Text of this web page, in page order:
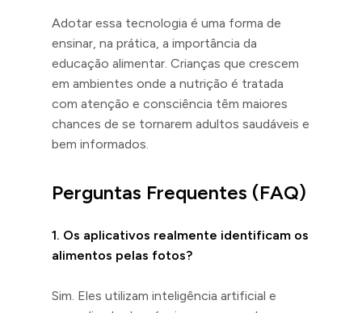
Adotar essa tecnologia é uma forma de
ensinar, na prática, a importância da
educação alimentar. Crianças que crescem
em ambientes onde a nutrição é tratada
com atenção e consciência têm maiores
chances de se tornarem adultos saudáveis e
bem informados.
Perguntas Frequentes (FAQ)
1. Os aplicativos realmente identificam os
alimentos pelas fotos?
Sim. Eles utilizam inteligência artificial e